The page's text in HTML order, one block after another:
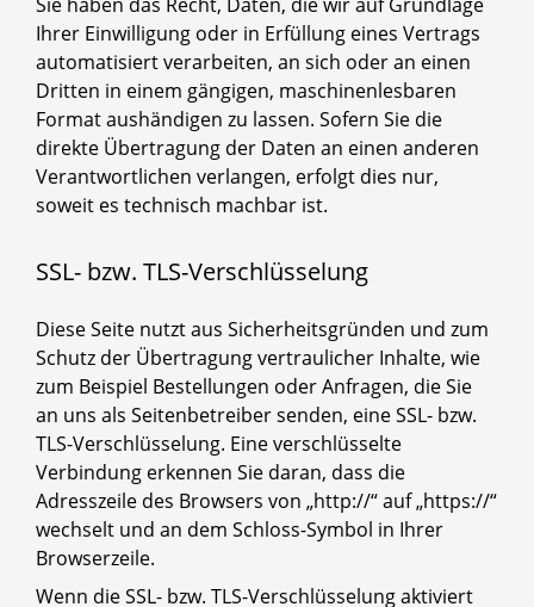
Ihrer Einwilligung oder in Erfüllung eines Vertrags
automatisiert verarbeiten, an sich oder an einen
Dritten in einem gängigen, maschinenlesbaren
Format aushändigen zu lassen. Sofern Sie die
direkte Übertragung der Daten an einen anderen
Verantwortlichen verlangen, erfolgt dies nur,
soweit es technisch machbar ist.
SSL- bzw. TLS-Verschlüsselung
Diese Seite nutzt aus Sicherheitsgründen und zum
Schutz der Übertragung vertraulicher Inhalte, wie
zum Beispiel Bestellungen oder Anfragen, die Sie
an uns als Seitenbetreiber senden, eine SSL- bzw.
TLS-Verschlüsselung. Eine verschlüsselte
Verbindung erkennen Sie daran, dass die
Adresszeile des Browsers von „http://“ auf „https://“
wechselt und an dem Schloss-Symbol in Ihrer
Browserzeile.
Wenn die SSL- bzw. TLS-Verschlüsselung aktiviert